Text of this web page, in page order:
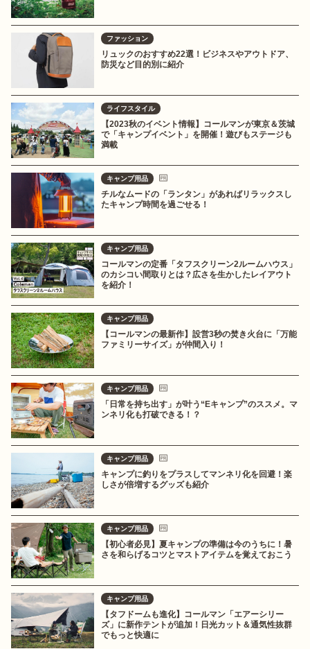
ファッション
リュックのおすすめ22選！ビジネスやアウトドア、
防災など目的別に紹介
ライフスタイル
【2023秋のイベント情報】コールマンが東京＆茨城
で「キャンプイベント」を開催！遊びもステージも
満載
キャンプ用品
チルなムードの「ランタン」があればリラックスし
たキャンプ時間を過ごせる！
キャンプ用品
コールマンの定番「タフスクリーン2ルームハウス」
のカシコい間取りとは？広さを生かしたレイアウト
を紹介！
キャンプ用品
【コールマンの最新作】設営3秒の焚き火台に「万能
ファミリーサイズ」が仲間入り！
キャンプ用品
「日常を持ち出す」が叶う“Eキャンプ”のススメ。マ
ンネリ化も打破できる！？
キャンプ用品
キャンプに釣りをプラスしてマンネリ化を回避！楽
しさが倍増するグッズも紹介
キャンプ用品
【初心者必見】夏キャンプの準備は今のうちに！暑
さを和らげるコツとマストアイテムを覚えておこう
キャンプ用品
【タフドームも進化】コールマン「エアーシリー
ズ」に新作テントが追加！日光カット＆通気性抜群
でもっと快適に